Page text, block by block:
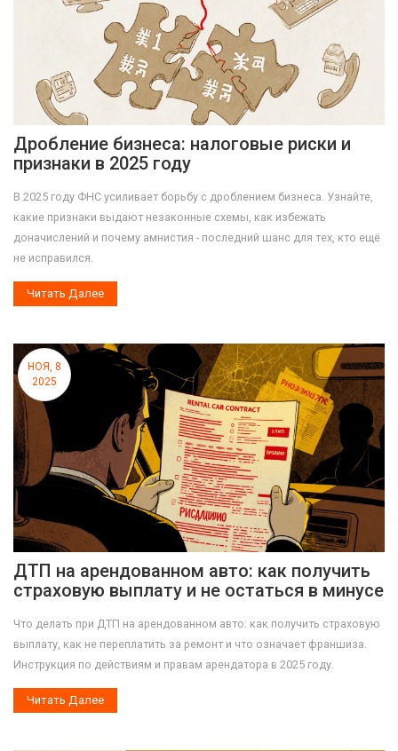
Дробление бизнеса: налоговые риски и
признаки в 2025 году
В 2025 году ФНС усиливает борьбу с дроблением бизнеса. Узнайте,
какие признаки выдают незаконные схемы, как избежать
доначислений и почему амнистия - последний шанс для тех, кто ещё
не исправился.
Читать Далее
НОЯ, 8
2025
ДТП на арендованном авто: как получить
страховую выплату и не остаться в минусе
Что делать при ДТП на арендованном авто: как получить страховую
выплату, как не переплатить за ремонт и что означает франшиза.
Инструкция по действиям и правам арендатора в 2025 году.
Читать Далее